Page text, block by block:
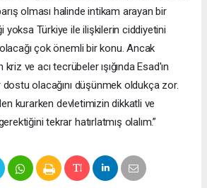
olması halinde intikam arayan bir
yoksa Türkiye ile ilişkilerin ciddiyetini
çok önemli bir konu. Ancak
ve acı tecrübeler ışığında Esad'ın
olacağını düşünmek oldukça zor.
kurarken devletimizin dikkatli ve
tekrar hatırlatmış olalım.”